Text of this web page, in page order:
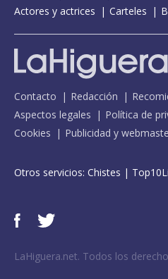
Actores y actrices
Carteles
Contacto Redacción
Aspectos legales
Política de
Cookies
Publicidad y
Otros servicios: Chistes |
LaHiguera.net. Todos los